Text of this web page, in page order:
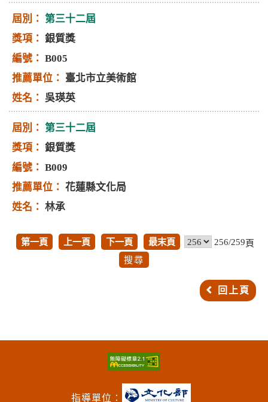
第三十二屆
銀質獎
B005
臺北市立美術館
吳瑛英
第三十二屆
銀質獎
B009
花蓮縣文化局
林承
第一頁 上一頁 下一頁 最末頁 256/259頁
回上頁
指導單位︰